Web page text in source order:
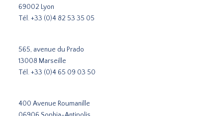
69002 Lyon
Tél.+33 (0)4 82 53 35 05
565, avenue du Prado
13008 Marseille
Tél.+33 (0)4 65 09 03 50
400 Avenue Roumanille